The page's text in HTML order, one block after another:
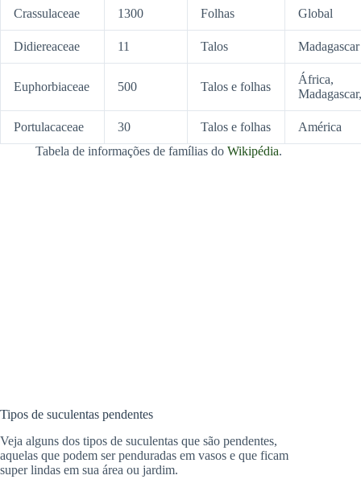
Crassulaceae 1300 Folhas Global
Didiereaceae 11 Talos Madagascar
Euphorbiaceae 500 Talos e folhas
África,
Portulacaceae 30 Talos e folhas
América
Tabela de informações de famílias doWikipédia.
Tipos de suculentas pendentes
Veja alguns dos tipos de suculentas que são pendentes,
aquelas que podem ser penduradas em vasos e que ficam
super lindas em sua área ou jardim.